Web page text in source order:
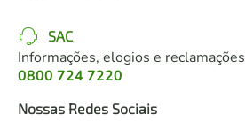
SAC
Informações, elogios e reclamações
0800 724 7220
Nossas Redes Sociais